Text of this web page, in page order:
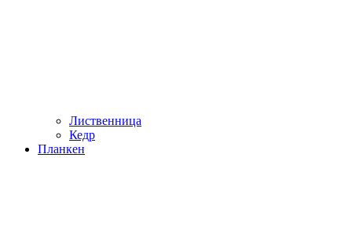
Лиственница
Кедр
Планкен